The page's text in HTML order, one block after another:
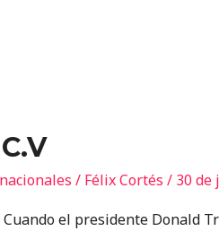
/ Félix Cortés / 30 de
Cuando el presidente